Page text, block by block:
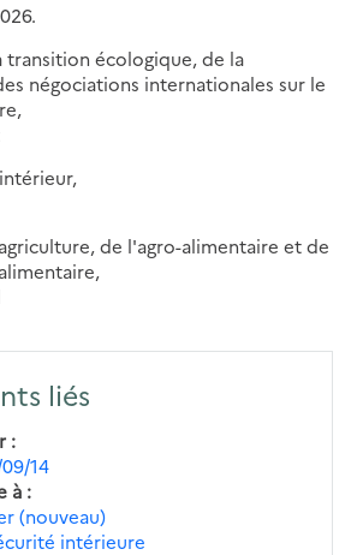
transition écologique, de la
négociations internationales sur le
de l'agro-alimentaire et de
liés
14
à
(nouveau)
intérieure